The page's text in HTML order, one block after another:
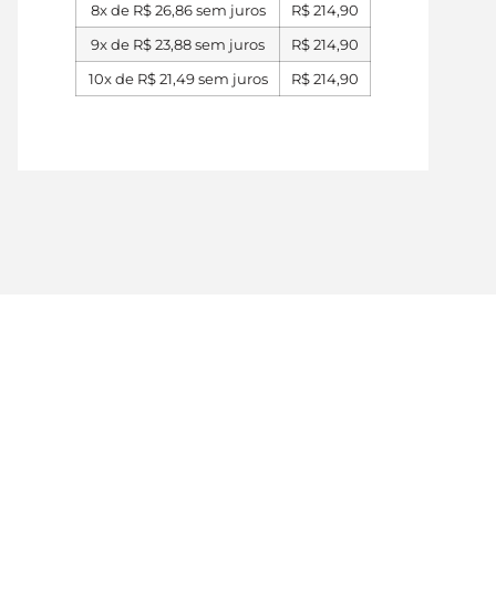
8x de R$26,86sem juros R$214,90
9x de R$23,88sem juros R$214,90
10x de R$21,49sem juros R$214,90